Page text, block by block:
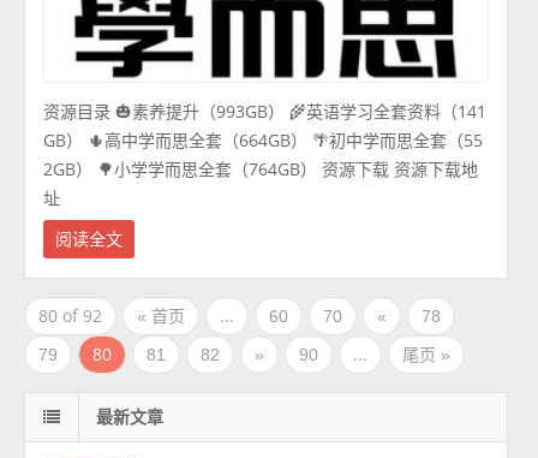
资源目录 🎃素养提升（993GB） 🌾英语学习全套资料（141
GB） 🌵高中学而思全套（664GB） 🌴初中学而思全套（55
2GB） 🌳小学学而思全套（764GB） 资源下载 资源下载地
址
阅读全文
80 of 92 « 首页 ... 60 70 «
78
79
80 81 82 » 90 ... 尾页 »
最新文章